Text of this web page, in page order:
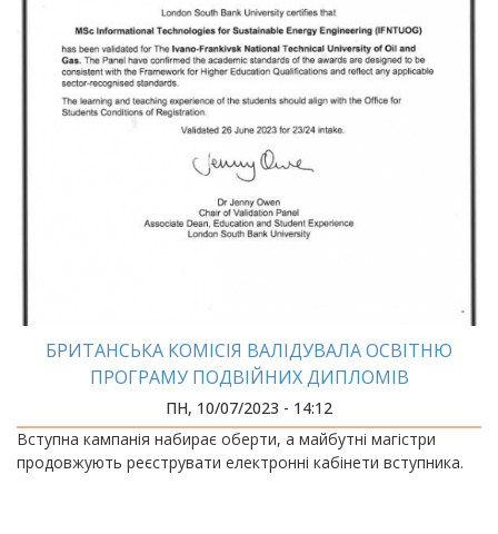
БРИТАНСЬКА КОМІСІЯ ВАЛІДУВАЛА ОСВІТНЮ
ПРОГРАМУ ПОДВІЙНИХ ДИПЛОМІВ
ПН, 10/07/2023 - 14:12
Вступна кампанія набирає оберти, а майбутні магістри
продовжують реєструвати електронні кабінети вступника.